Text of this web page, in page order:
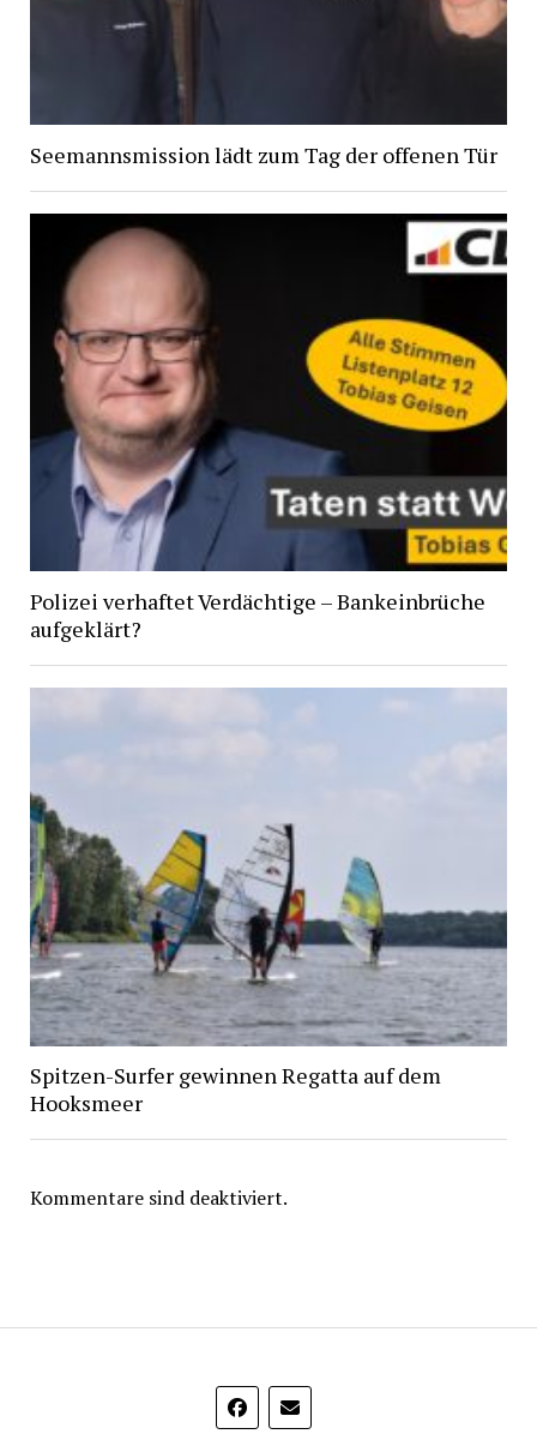
Seemannsmission lädt zum Tag der offenen Tür
Polizei verhaftet Verdächtige – Bankeinbrüche
aufgeklärt?
Spitzen-Surfer gewinnen Regatta auf dem
Hooksmeer
Kommentare sind deaktiviert.